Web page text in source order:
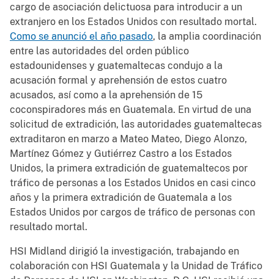
cargo de asociación delictuosa para introducir a un
extranjero en los Estados Unidos con resultado mortal.
Como se anunció el año pasado, la amplia coordinación
entre las autoridades del orden público
estadounidenses y guatemaltecas condujo a la
acusación formal y aprehensión de estos cuatro
acusados, así como a la aprehensión de 15
coconspiradores más en Guatemala. En virtud de una
solicitud de extradición, las autoridades guatemaltecas
extraditaron en marzo a Mateo Mateo, Diego Alonzo,
Martínez Gómez y Gutiérrez Castro a los Estados
Unidos, la primera extradición de guatemaltecos por
tráfico de personas a los Estados Unidos en casi cinco
años y la primera extradición de Guatemala a los
Estados Unidos por cargos de tráfico de personas con
resultado mortal.
HSI Midland dirigió la investigación, trabajando en
colaboración con HSI Guatemala y la Unidad de Tráfico